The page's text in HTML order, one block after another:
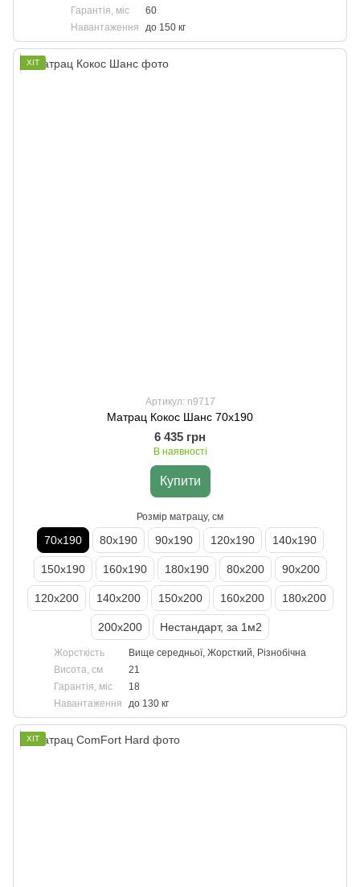
Гарантія, міс
60
Навантаження
до 150 кг
ХІТ
Артикул: n9717
Матрац Кокос Шанс 70х190
6 435 грн
В наявності
Купити
Розмір матрацу, см
70х190 80х190 90х190 120х190 140х190
150х190 160х190 180х190 80х200 90х200
120х200 140х200 150х200 160х200 180х200
200х200 Нестандарт, за 1м2
Жорсткість
Вище середньої, Жорсткий, Різнобічна
Висота, см
21
Гарантія, міс
18
Навантаження
до 130 кг
ХІТ